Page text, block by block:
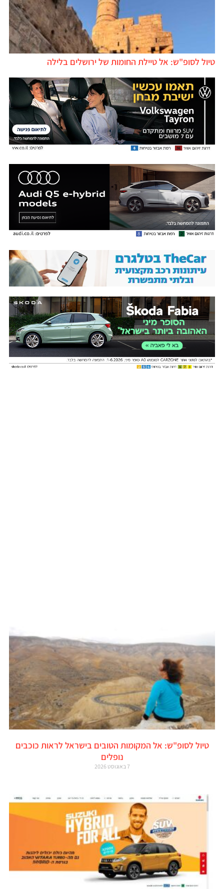
טיול לסופ"ש: אל טיילת החומות של ירושלים בלילה
טיול לסופ"ש: אל המקומות הטובים בישראל לראות כוכבים
נופלים
7 באוגוסט 2026